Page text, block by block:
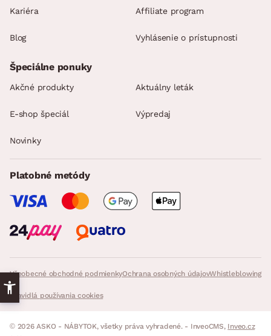
Kariéra
Blog
Affiliate program
Vyhlásenie o prístupnosti
Všeobecné obchodné podmienkyOchrana osobných údajovWhistleblowing
Pravidlá používania cookies
Špeciálne ponuky
Akčné produkty Aktuálny leták
E-shop špeciál Výpredaj
Novinky
Platobné metódy
© 2026 ASKO - NÁBYTOK, všetky práva vyhradené. - InveoCMS, Inveo.cz